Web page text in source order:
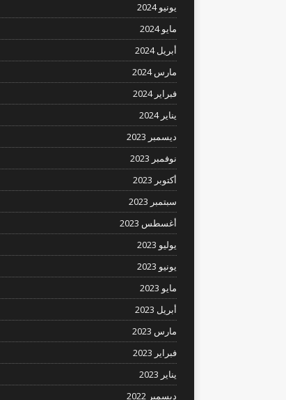
يونيو 2024
مايو 2024
أبريل 2024
مارس 2024
فبراير 2024
يناير 2024
ديسمبر 2023
نوفمبر 2023
أكتوبر 2023
سبتمبر 2023
أغسطس 2023
يوليو 2023
يونيو 2023
مايو 2023
أبريل 2023
مارس 2023
فبراير 2023
يناير 2023
ديسمبر 2022